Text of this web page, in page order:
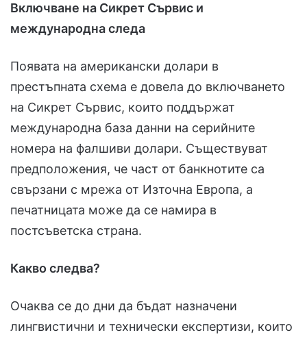
Включване на Сикрет Сървис и
международна следа
Появата на американски долари в
престъпната схема е довела до включването
на Сикрет Сървис, които поддържат
международна база данни на серийните
номера на фалшиви долари. Съществуват
предположения, че част от банкнотите са
свързани с мрежа от Източна Европа, а
печатницата може да се намира в
постсъветска страна.
Какво следва?
Очаква се до дни да бъдат назначени
лингвистични и технически експертизи, които